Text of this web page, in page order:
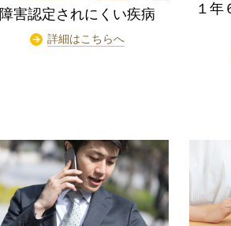
障害認定されにくい疾病
詳細はこちらへ
１年